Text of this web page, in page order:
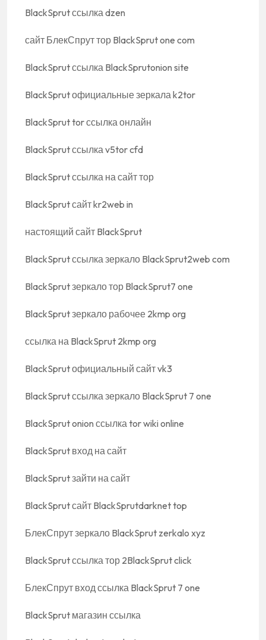
BlackSprut ссылка dzen
сайт БлекСпрут тор BlackSprut one com
BlackSprut ссылка BlackSprutonion site
BlackSprut официальные зеркала k2tor
BlackSprut tor ссылка онлайн
BlackSprut ссылка v5tor cfd
BlackSprut ссылка на сайт тор
BlackSprut сайт kr2web in
настоящий сайт BlackSprut
BlackSprut ссылка зеркало BlackSprut2web com
BlackSprut зеркало тор BlackSprut7 one
BlackSprut зеркало рабочее 2kmp org
ссылка на BlackSprut 2kmp org
BlackSprut официальный сайт vk3
BlackSprut ссылка зеркало BlackSprut 7 one
BlackSprut onion ссылка tor wiki online
BlackSprut вход на сайт
BlackSprut зайти на сайт
BlackSprut сайт BlackSprutdarknet top
БлекСпрут зеркало BlackSprut zerkalo xyz
BlackSprut ссылка тор 2BlackSprut click
БлекСпрут вход ссылка BlackSprut 7 one
BlackSprut магазин ссылка